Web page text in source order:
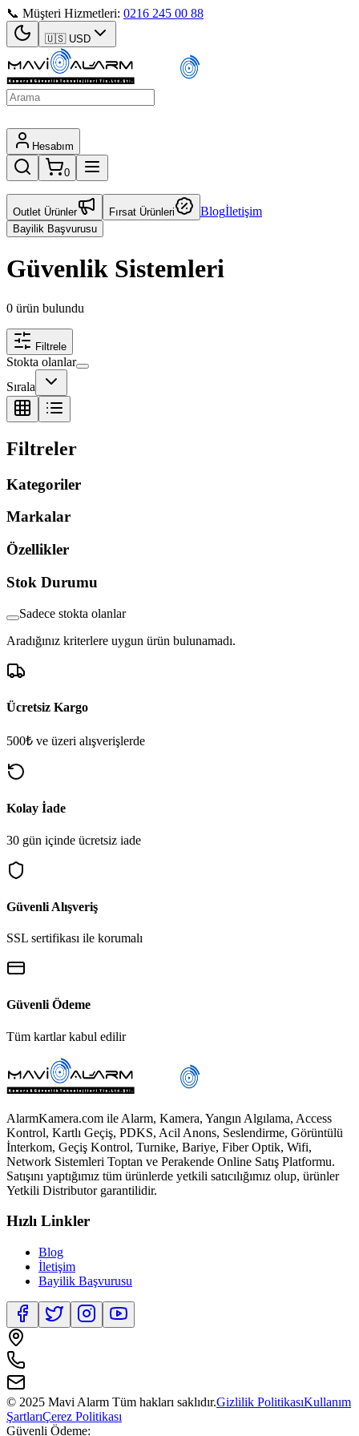
📞 Müşteri Hizmetleri: 0216 245 00 88
🇺🇸 USD
Hesabım
0
Outlet Ürünler Fırsat Ürünleri Blogİletişim
Bayilik Başvurusu
Güvenlik Sistemleri
0 ürün bulundu
Filtrele
Stokta olanlar
Sırala
Filtreler
Kategoriler
Markalar
Özellikler
Stok Durumu
Sadece stokta olanlar
Aradığınız kriterlere uygun ürün bulunamadı.
Ücretsiz Kargo
500₺ ve üzeri alışverişlerde
Kolay İade
30 gün içinde ücretsiz iade
Güvenli Alışveriş
SSL sertifikası ile korumalı
Güvenli Ödeme
Tüm kartlar kabul edilir
AlarmKamera.com ile Alarm, Kamera, Yangın Algılama, Access
Kontrol, Kartlı Geçiş, PDKS, Acil Anons, Seslendirme, Görüntülü
İnterkom, Geçiş Kontrol, Turnike, Bariye, Fiber Optik, Wifi,
Network Sistemleri Toptan ve Perakende Online Satış Platformu.
Satışını yaptığımız tüm ürünlerde yetkili satıcılığımız olup, ürünler
Yetkili Distributor garantilidir.
Hızlı Linkler
Blog
İletişim
Bayilik Başvurusu
© 2025 Mavi Alarm Tüm hakları saklıdır.Gizlilik PolitikasıKullanım
ŞartlarıÇerez Politikası
Güvenli Ödeme: